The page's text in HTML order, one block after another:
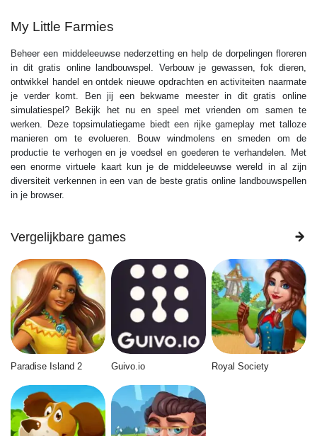
My Little Farmies
Beheer een middeleeuwse nederzetting en help de dorpelingen floreren
in dit gratis online landbouwspel. Verbouw je gewassen, fok dieren,
ontwikkel handel en ontdek nieuwe opdrachten en activiteiten naarmate
je verder komt. Ben jij een bekwame meester in dit gratis online
simulatiespel? Bekijk het nu en speel met vrienden om samen te
werken. Deze topsimulatiegame biedt een rijke gameplay met talloze
manieren om te evolueren. Bouw windmolens en smeden om de
productie te verhogen en je voedsel en goederen te verhandelen. Met
een enorme virtuele kaart kun je de middeleeuwse wereld in al zijn
diversiteit verkennen in een van de beste gratis online landbouwspellen
in je browser.
Vergelijkbare games
Paradise Island 2 Guivo.io Royal Society